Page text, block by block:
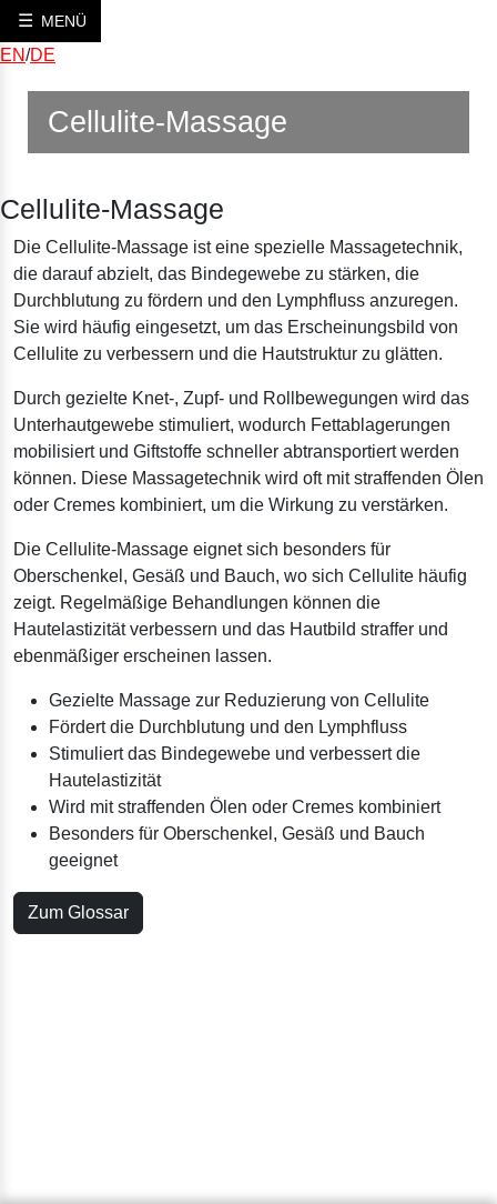
MENÜ
EN/DE
Cellulite-Massage
Cellulite-Massage
Die Cellulite-Massage ist eine spezielle Massagetechnik,
die darauf abzielt, das Bindegewebe zu stärken, die
Durchblutung zu fördern und den Lymphfluss anzuregen.
Sie wird häufig eingesetzt, um das Erscheinungsbild von
Cellulite zu verbessern und die Hautstruktur zu glätten.
Durch gezielte Knet-, Zupf- und Rollbewegungen wird das
Unterhautgewebe stimuliert, wodurch Fettablagerungen
mobilisiert und Giftstoffe schneller abtransportiert werden
können. Diese Massagetechnik wird oft mit straffenden Ölen
oder Cremes kombiniert, um die Wirkung zu verstärken.
Die Cellulite-Massage eignet sich besonders für
Oberschenkel, Gesäß und Bauch, wo sich Cellulite häufig
zeigt. Regelmäßige Behandlungen können die
Hautelastizität verbessern und das Hautbild straffer und
ebenmäßiger erscheinen lassen.
Gezielte Massage zur Reduzierung von Cellulite
Fördert die Durchblutung und den Lymphfluss
Stimuliert das Bindegewebe und verbessert die
Hautelastizität
Wird mit straffenden Ölen oder Cremes kombiniert
Besonders für Oberschenkel, Gesäß und Bauch
geeignet
Zum Glossar